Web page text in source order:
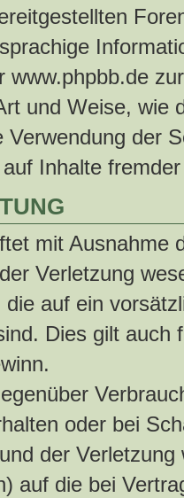
www.phpbb.de
und Weise, wie
Verwendung der
Inhalte
mit Ausnahme
Verletzung
auf ein
Dies gilt auch
oder bei
der
auf die bei